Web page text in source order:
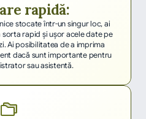
rapidă:
stocate într-un singur loc, ai
rapid şi uşor acele date pe
Ai posibilitatea de a imprima
dacă sunt importante pentru
sau asistentă.